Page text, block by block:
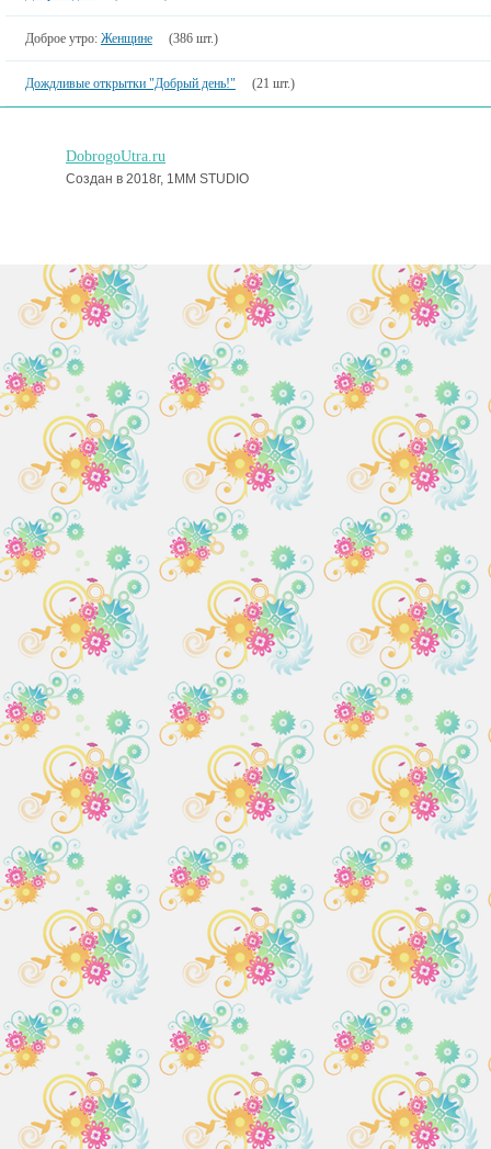
Доброе утро: Женщине (386 шт.)
Дождливые открытки "Добрый день!" (21 шт.)
DobrogoUtra.ru
Создан в 2018г, 1MM STUDIO